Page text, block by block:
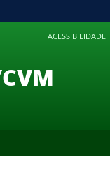
PARA
ACESSIBILIDADE